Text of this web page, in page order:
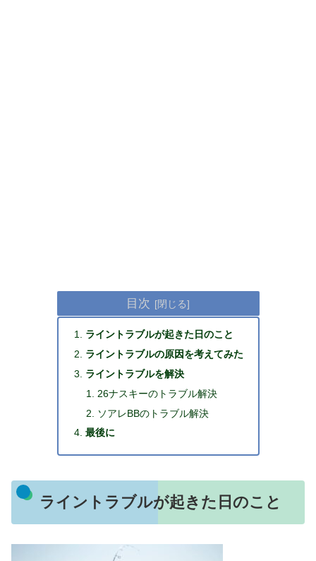
目次
ライントラブルが起きた日のこと
ライントラブルの原因を考えてみた
ライントラブルを解決
26ナスキーのトラブル解決
ソアレBBのトラブル解決
最後に
ライントラブルが起きた日のこと